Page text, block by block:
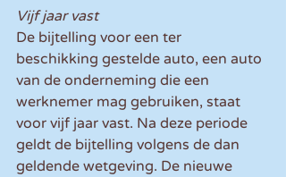
Vijf jaar vast
De bijtelling voor een ter
beschikking gestelde auto, een auto
van de onderneming die een
werknemer mag gebruiken, staat
voor vijf jaar vast. Na deze periode
geldt de bijtelling volgens de dan
geldende wetgeving. De nieuwe